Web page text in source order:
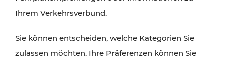
Ihrem Verkehrsverbund.
Sie können entscheiden, welche Kategorien Sie
zulassen möchten. Ihre Präferenzen können Sie